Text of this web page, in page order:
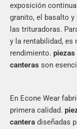
exposición
granito, el basalto y
las trituradoras.
y la rentabilidad, es
rendimiento. piezas
canteras son
En Econe Wear
primera calidad.
cantera diseñadas